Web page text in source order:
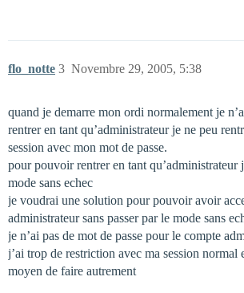
flo_notte Novembre 29, 2005, 5:38
3
quand je demarre mon ordi normalement je
rentrer en tant qu’administrateur je ne peu
session avec mon mot de passe.
pour pouvoir rentrer en tant qu’administrateur
mode sans echec
je voudrai une solution pour pouvoir avoir
administrateur sans passer par le mode sans
je n’ai pas de mot de passe pour le compte
j’ai trop de restriction avec ma session normal
moyen de faire autrement